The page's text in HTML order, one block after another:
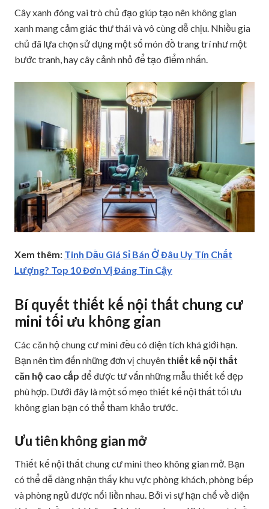
Cây xanh đóng vai trò chủ đạo giúp tạo nên không gian
xanh mang cảm giác thư thái và vô cùng dễ chịu. Nhiều gia
chủ đã lựa chọn sử dụng một số món đồ trang trí như một
bước tranh, hay cây cảnh nhỏ để tạo điểm nhấn.
Xem thêm: Tinh Dầu Giá Sỉ Bán Ở Đâu Uy Tín Chất
Lượng? Top 10 Đơn Vị Đáng Tin Cậy
Bí quyết thiết kế nội thất chung cư
mini tối ưu không gian
Các căn hộ chung cư mini đều có diện tích khá giới hạn.
Bạn nên tìm đến những đơn vị chuyên thiết kế nội thất
căn hộ cao cấp để được tư vấn những mẫu thiết kế đẹp
phù hợp. Dưới đây là một số mẹo thiết kế nội thất tối ưu
không gian bạn có thể tham khảo trước.
Ưu tiên không gian mở
Thiết kế nội thất chung cư mini theo không gian mở. Bạn
có thể dễ dàng nhận thấy khu vực phòng khách, phòng bếp
và phòng ngủ được nối liền nhau. Bởi vì sự hạn chế về diện